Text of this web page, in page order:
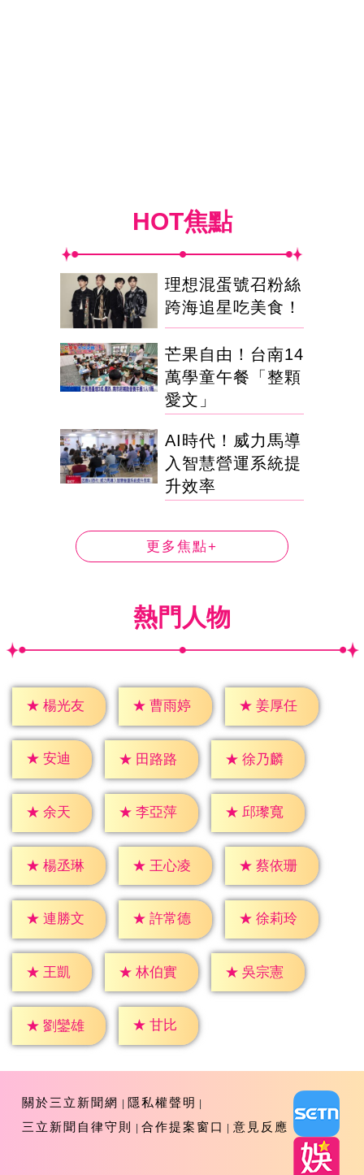
HOT焦點
理想混蛋號召粉絲
跨海追星吃美食！
芒果自由！台南14
萬學童午餐「整顆
愛文」
AI時代！威力馬導
入智慧營運系統提
升效率
更多焦點+
熱門人物
★ 楊光友 ★ 曹雨婷 ★ 姜厚任
★ 安迪 ★ 田路路 ★ 徐乃麟
★ 余天 ★ 李亞萍 ★ 邱瓈寬
★ 楊丞琳 ★ 王心凌 ★ 蔡依珊
★ 連勝文 ★ 許常德 ★ 徐莉玲
★ 王凱 ★ 林伯實 ★ 吳宗憲
★ 劉鑾雄 ★ 甘比
關於三立新聞網
隱私權聲明
三立新聞自律守則
合作提案窗口 意見反應